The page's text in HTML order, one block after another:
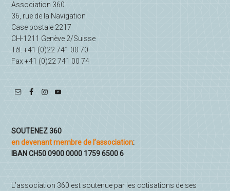
Association 360
36, rue de la Navigation
Case postale 2217
CH-1211 Genève 2/Suisse
Tél. +41 (0)22 741 00 70
Fax +41 (0)22 741 00 74
SOUTENEZ 360
en devenant membre de l’association:
IBAN CH50 0900 0000 1759 6500 6
L’association 360 est soutenue par les cotisations de ses